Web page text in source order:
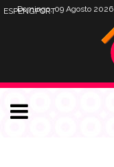
Domingo, 09 Agosto 2026
ESPENGPORT